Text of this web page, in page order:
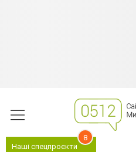
Наші спецпроєкти
8